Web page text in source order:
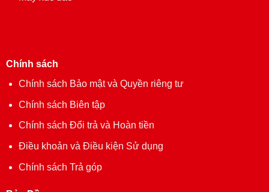
Chính sách
Chính sách Bảo mật và Quyền riêng tư
Chính sách Biên tập
Chính sách Đổi trả và Hoàn tiền
Điều khoản và Điều kiện Sử dụng
Chính sách Trả góp